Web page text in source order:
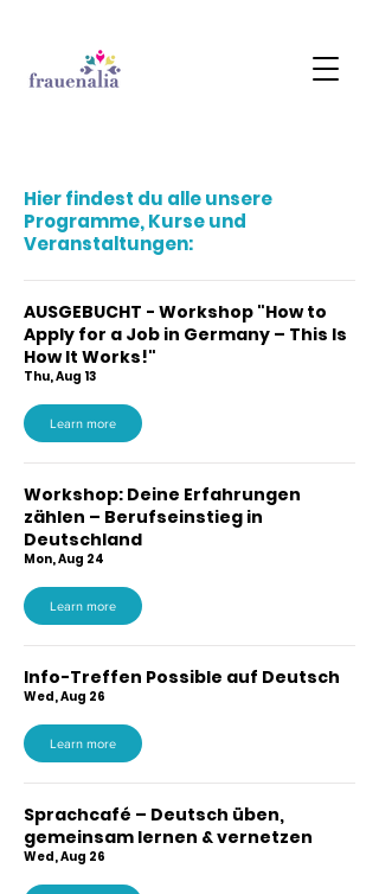
Hier findest du alle unsere
Programme, Kurse und
Veranstaltungen:
AUSGEBUCHT - Workshop "How to
Apply for a Job in Germany – This Is
How It Works!"
Thu, Aug 13
Learn more
Workshop: Deine Erfahrungen
zählen – Berufseinstieg in
Deutschland
Mon, Aug 24
Learn more
Info-Treffen Possible auf Deutsch
Wed, Aug 26
Learn more
Sprachcafé – Deutsch üben,
gemeinsam lernen & vernetzen
Wed, Aug 26